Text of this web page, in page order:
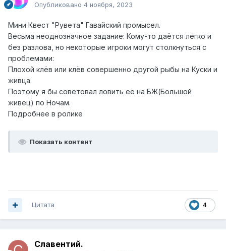
Опубликовано 4 ноября, 2023
Мини Квест "Рувета" Гавайский промысел.
Весьма неоднозначное задание: Кому-то даётся легко и
без разлова, но некоторые игроки могут столкнуться с
проблемами:
Плохой клёв или клёв совершенно другой рыбы на Куски и
живца.
Поэтому я бы советовал ловить её на БЖ(Большой
живец) по Ночам.
Подробнее в ролике
Показать контент
4
Цитата
Славентий.